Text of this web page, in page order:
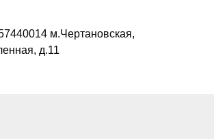
м.Чертановская,
д.11